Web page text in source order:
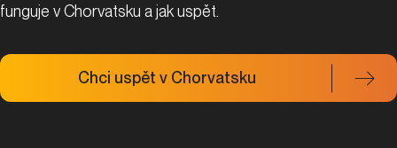
funguje v Chorvatsku a jak uspět.
Chci uspět v Chorvatsku